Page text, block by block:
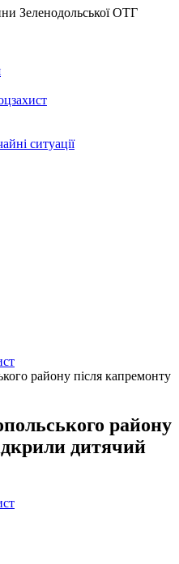
Зеленодольської ОТГ
ситуації
району після капремонту
району
дитячий